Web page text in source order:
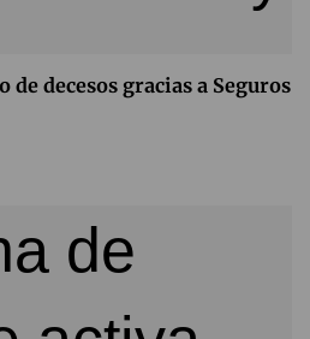
de decesos gracias a Seguros